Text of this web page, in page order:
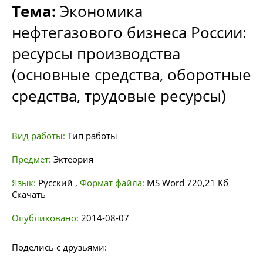
Тема: Экономика
нефтегазового бизнеса России:
ресурсы производства
(основные средства, оборотные
средства, трудовые ресурсы)
Вид работы: Тип работы
Предмет: Эктеория
Язык: Русский , Формат файла: MS Word 720,21 Кб
Скачать
Опубликовано: 2014-08-07
Поделись с друзьями: